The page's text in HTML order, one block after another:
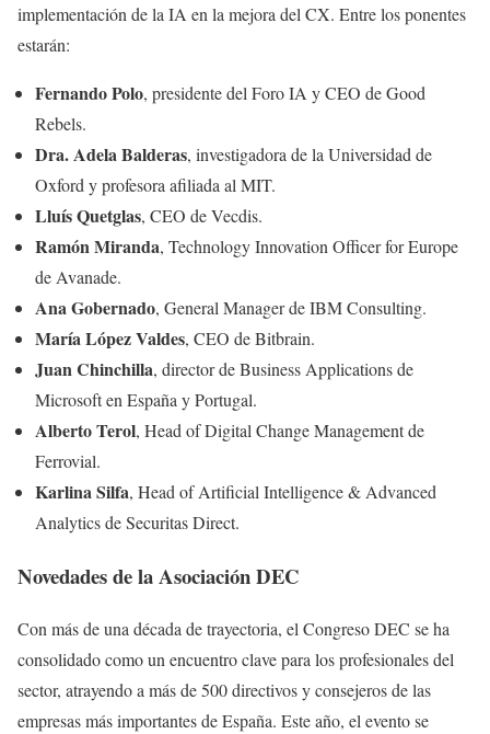
implementación de la IA en la mejora del CX. Entre los ponentes
estarán:
Fernando Polo, presidente del Foro IA y CEO de Good
Rebels.
Dra. Adela Balderas, investigadora de la Universidad de
Oxford y profesora afiliada al MIT.
Lluís Quetglas, CEO de Vecdis.
Ramón Miranda, Technology Innovation Officer for Europe
de Avanade.
Ana Gobernado, General Manager de IBM Consulting.
María López Valdes, CEO de Bitbrain.
Juan Chinchilla, director de Business Applications de
Microsoft en España y Portugal.
Alberto Terol, Head of Digital Change Management de
Ferrovial.
Karlina Silfa, Head of Artificial Intelligence & Advanced
Analytics de Securitas Direct.
Novedades de la Asociación DEC
Con más de una década de trayectoria, el Congreso DEC se ha
consolidado como un encuentro clave para los profesionales del
sector, atrayendo a más de 500 directivos y consejeros de las
empresas más importantes de España. Este año, el evento se